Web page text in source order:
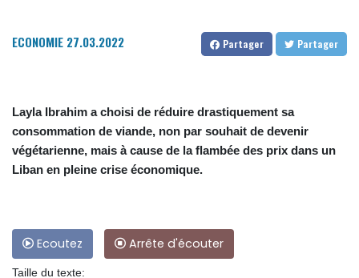
ECONOMIE 27.03.2022 Partager Partager
Layla Ibrahim a choisi de réduire drastiquement sa
consommation de viande, non par souhait de devenir
végétarienne, mais à cause de la flambée des prix dans un
Liban en pleine crise économique.
Ecoutez Arrête d'écouter
Taille du texte: